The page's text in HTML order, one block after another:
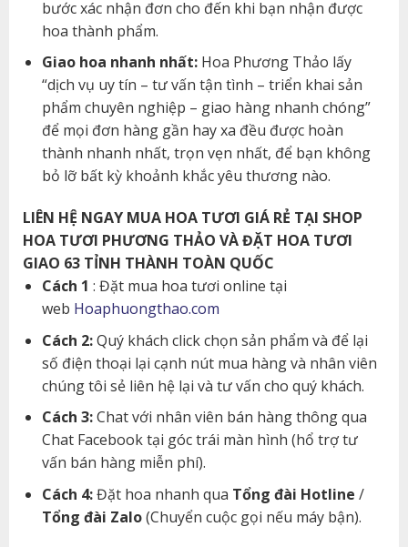
bước xác nhận đơn cho đến khi bạn nhận được
hoa thành phẩm.
Giao hoa nhanh nhất:Hoa Phương Thảo lấy
“dịch vụ uy tín – tư vấn tận tình – triển khai sản
phẩm chuyên nghiệp – giao hàng nhanh chóng”
để mọi đơn hàng gần hay xa đều được hoàn
thành nhanh nhất, trọn vẹn nhất, để bạn không
bỏ lỡ bất kỳ khoảnh khắc yêu thương nào.
LIÊN HỆ NGAY MUA HOA TƯƠI GIÁ RẺ TẠI SHOP
HOA TƯƠI PHƯƠNG THẢO VÀ ĐẶT HOA TƯƠI
GIAO 63 TỈNH THÀNH TOÀN QUỐC
Cách 1 : Đặt mua hoa tươi online tại
web Hoaphuongthao.com
Cách 2:Quý khách click chọn sản phẩm và để lại
số điện thoại lại cạnh nút mua hàng và nhân viên
chúng tôi sẻ liên hệ lại và tư vấn cho quý khách.
Cách 3:Chat với nhân viên bán hàng thông qua
Chat Facebook tại góc trái màn hình (hổ trợ tư
vấn bán hàng miễn phí).
Cách 4:Đặt hoa nhanh qua Tổng đài Hotline /
Tổng đài Zalo(Chuyển cuộc gọi nếu máy bận).